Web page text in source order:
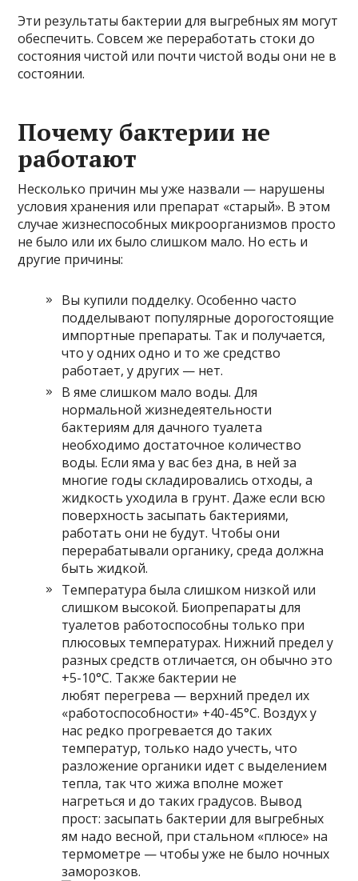
Эти результаты бактерии для выгребных ям могут
обеспечить. Совсем же переработать стоки до
состояния чистой или почти чистой воды они не в
состоянии.
Почему бактерии не
работают
Несколько причин мы уже назвали — нарушены
условия хранения или препарат «старый». В этом
случае жизнеспособных микроорганизмов просто
не было или их было слишком мало. Но есть и
другие причины:
Вы купили подделку. Особенно часто
подделывают популярные дорогостоящие
импортные препараты. Так и получается,
что у одних одно и то же средство
работает, у других — нет.
В яме слишком мало воды. Для
нормальной жизнедеятельности
бактериям для дачного туалета
необходимо достаточное количество
воды. Если яма у вас без дна, в ней за
многие годы складировались отходы, а
жидкость уходила в грунт. Даже если всю
поверхность засыпать бактериями,
работать они не будут. Чтобы они
перерабатывали органику, среда должна
быть жидкой.
Температура была слишком низкой или
слишком высокой. Биопрепараты для
туалетов работоспособны только при
плюсовых температурах. Нижний предел у
разных средств отличается, он обычно это
+5-10°C. Также бактерии не
любят перегрева — верхний предел их
«работоспособности» +40-45°C. Воздух у
нас редко прогревается до таких
температур, только надо учесть, что
разложение органики идет с выделением
тепла, так что жижа вполне может
нагреться и до таких градусов. Вывод
прост: засыпать бактерии для выгребных
ям надо весной, при стальном «плюсе» на
термометре — чтобы уже не было ночных
заморозков.